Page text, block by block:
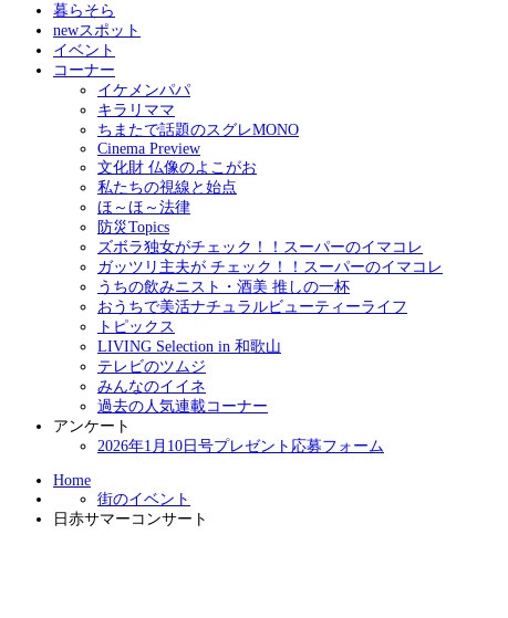
暮らそら
newスポット
イベント
コーナー
イケメンパパ
キラリママ
ちまたで話題のスグレMONO
Cinema Preview
文化財 仏像のよこがお
私たちの視線と始点
ほ～ほ～法律
防災Topics
ズボラ独女がチェック！！スーパーのイマコレ
ガッツリ主夫が チェック！！スーパーのイマコレ
うちの飲みニスト・酒美 推しの一杯
おうちで美活ナチュラルビューティーライフ
トピックス
LIVING Selection in 和歌山
テレビのツムジ
みんなのイイネ
過去の人気連載コーナー
アンケート
2026年1月10日号プレゼント応募フォーム
Home
街のイベント
日赤サマーコンサート